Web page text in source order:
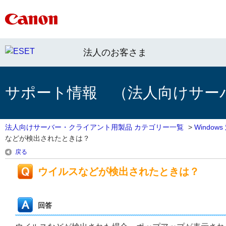
法人のお客さま
サポート情報 （法人向けサー
法人向けサーバー・クライアント用製品 カテゴリー一覧 > Windows
などが検出されたときは？
戻る
ウイルスなどが検出されたときは？
回答